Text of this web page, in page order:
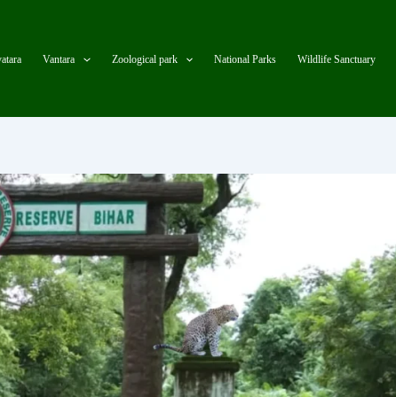
Vantara Zoological park National Parks Wildlife Sanctuary